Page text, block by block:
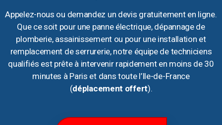
Appelez-nous ou demandez un devis gratuitement en ligne.
Que ce soit pour une panne électrique, dépannage de
plomberie, assainissement ou pour une installation et
remplacement de serrurerie, notre équipe de techniciens
qualifiés est prête à intervenir rapidement en moins de 30
minutes à Paris et dans toute l’Ile-de-France
(déplacement offert).